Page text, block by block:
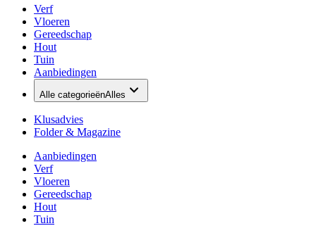
Verf
Vloeren
Gereedschap
Hout
Tuin
Aanbiedingen
Alle categorieënAlles
Klusadvies
Folder & Magazine
Aanbiedingen
Verf
Vloeren
Gereedschap
Hout
Tuin